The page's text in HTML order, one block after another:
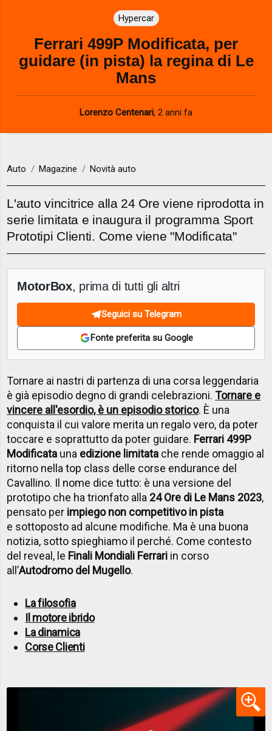
Hypercar
Ferrari 499P Modificata, per
guidare (in pista) la regina di Le
Mans
Lorenzo Centenari, 2 anni fa
Auto Magazine Novità auto
L'auto vincitrice alla 24 Ore viene riprodotta in
serie limitata e inaugura il programma Sport
Prototipi Clienti. Come viene "Modificata"
MotorBox, prima di tutti gli altri
Seguici su Telegram
Fonte preferita su Google
Tornare ai nastri di partenza di una corsa leggendaria
è già episodio degno di grandi celebrazioni.Tornare e
vincere all'esordio, è un episodio storico. È una
conquista il cui valore merita un regalo vero, da poter
toccare e soprattutto da poter guidare. Ferrari 499P
Modificata una edizione limitata che rende omaggio al
ritorno nella top class delle corse endurance del
Cavallino. Il nome dice tutto: è una versione del
prototipo che ha trionfato alla 24 Ore di Le Mans 2023,
pensato per impiego non competitivo in pista
e sottoposto ad alcune modifiche. Ma è una buona
notizia, sotto spieghiamo il perché. Come contesto
del reveal, le Finali Mondiali Ferrari in corso
all’Autodromo del Mugello.
La filosofia
Il motore ibrido
La dinamica
Corse Clienti